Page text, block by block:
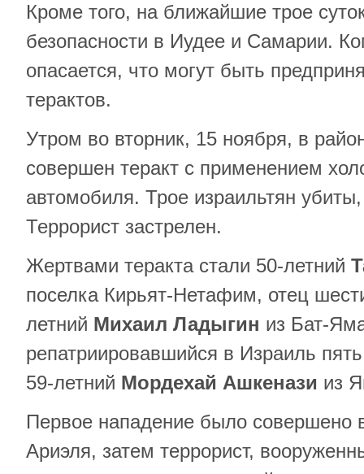
Кроме того, на ближайшие трое
безопасности в Иудее и Самарии.
опасается, что могут быть
терактов.
Утром во вторник, 15 ноября, в
совершен теракт с применением
автомобиля. Трое израильтян
Террорист застрелен.
Жертвами теракта стали 50-летний
поселка Кирьят-Нетафим, отец
летний Михаил Ладыгин из Бат-
репатриировавшийся в Израиль
59-летний Мордехай Ашкенази из
Первое нападение было совершено
Ариэля, затем террорист,